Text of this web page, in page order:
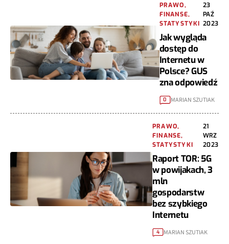
PRAWO,
FINANSE,
STATYSTYKI
23
PAŹ
2023
Jak wygląda
dostęp do
Internetu w
Polsce? GUS
zna odpowiedź
0 MARIAN SZUTIAK
PRAWO,
FINANSE,
STATYSTYKI
21
WRZ
2023
Raport TOR: 5G
w powijakach, 3
mln
gospodarstw
bez szybkiego
Internetu
4 MARIAN SZUTIAK